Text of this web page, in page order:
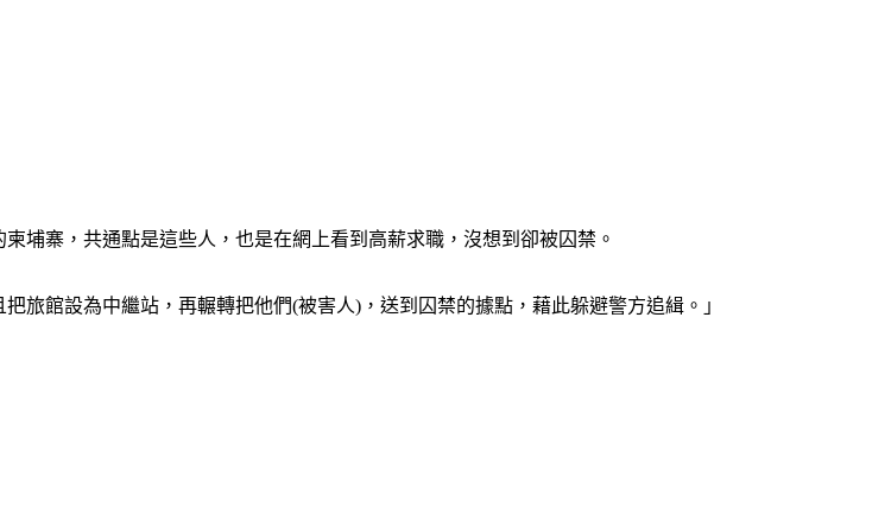
埔寨，共通點是這些人，也是在網上看到高薪求職，沒想到卻被囚禁。
旅館設為中繼站，再輾轉把他們(被害人)，送到囚禁的據點，藉此躲避警方追緝。」